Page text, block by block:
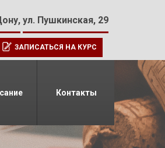
ул. Пушкинская, 29
ЗАПИСАТЬСЯ НА КУРС
Контакты